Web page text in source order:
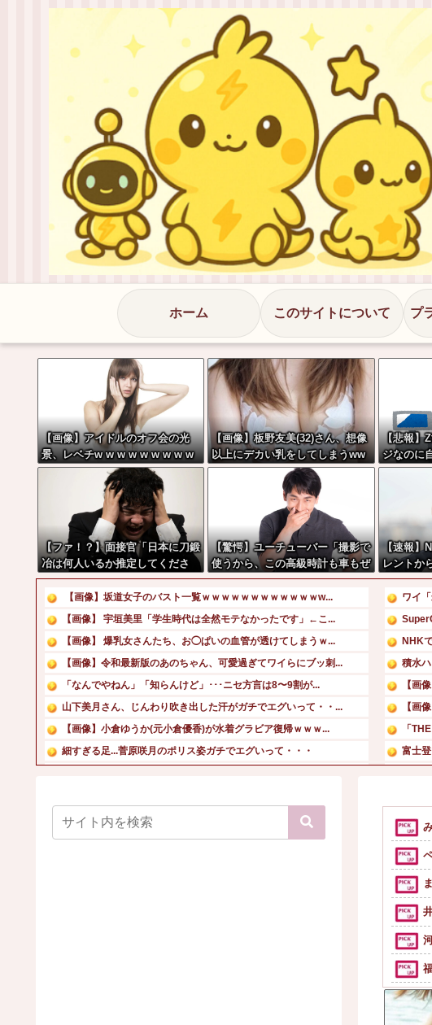
ホーム このサイトについて プ
【画像】アイドルのオフ会の光
景、レベチw w w w w w w w w
w w
【画像】板野友美(32)さん、想像
以上にデカい乳をしてしまうww
w
【悲報】
ジなのに
けないん
【ファ！？】面接官「日本に刀鍛
冶は何人いるか推定してくださ
い」 俺「188人です」 面接官
「どういう風に考えましたか？」
俺「知ってました」→この後
『こう』なったんだがマジで納得
いかない！！！！！
【驚愕】ユーチューバー「撮影で
使うから、この高級時計も車もぜ
～んぶ経費でタダ！ｗ」←まさか
コレ本気にしてる奴なんておらん
よな？よな？w w w w w w w w
w w w
【速報】
レントか
ならヤバ
【画像】坂道女子のバスト一覧ｗｗｗｗｗｗｗｗｗｗｗｗw...
【画像】 宇垣美里「学生時代は全然モテなかったです」←こ...
【画像】 爆乳女さんたち、お◯ぱいの血管が透けてしまうｗ...
【画像】令和最新版のあのちゃん、可愛過ぎてワイらにブッ刺...
「なんでやねん」「知らんけど」･･･ニセ方言は8〜9割が...
山下美月さん、じんわり吹き出した汗がガチでエグいって・・...
【画像】小倉ゆうか(元小倉優香)が水着グラビア復帰ｗｗｗ...
細すぎる足...菅原咲月のポリス姿ガチでエグいって・・・
橋本マナミ、6歳の息子のお風呂での衝撃のイタズラ激白「あ...
【動画】あのちゃん、また我々をシコらす
ワイ
NHK
積水
【画
【画
「
富士
【画
【悲